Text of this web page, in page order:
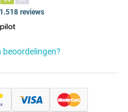
1.518 reviews